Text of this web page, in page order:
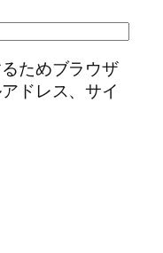
ためブラウザ
ドレス、サイ